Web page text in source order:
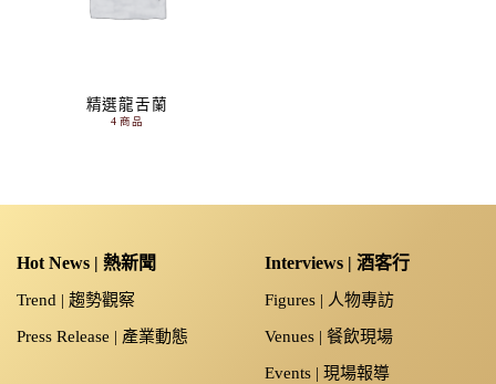
精選龍舌蘭
4 商品
Hot News | 熱新聞
Trend | 趨勢觀察
Press Release | 產業動態
Interviews | 酒客行
Figures | 人物專訪
Venues | 餐飲現場
Events | 現場報導